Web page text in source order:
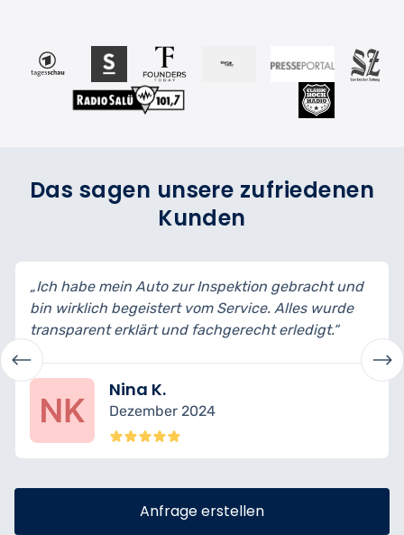
Das sagen unsere zufriedenen
Kunden
„Ich habe mein Auto zur Inspektion gebracht und
bin wirklich begeistert vom Service. Alles wurde
transparent erklärt und fachgerecht erledigt.“
Nina K.
Dezember 2024
Anfrage erstellen